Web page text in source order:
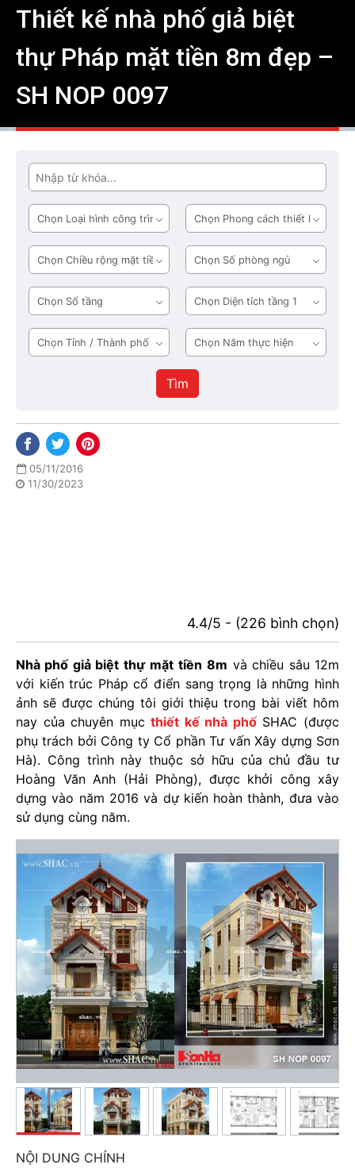
Thiết kế nhà phố giả biệt
thự Pháp mặt tiền 8m đẹp –
SH NOP 0097
Tìm
Loại
hình
công
trình
Phong
cách
thiết
kế
Chiều
rộng
mặt
tiền
Số
phòng
ngủ
Số
tầng
Diện
tích
tầng
1
Tỉnh
/
Năm
thực
hiện
Tìm
05/11/2016
11/30/2023
4.4/5 - (226 bình chọn)
Nhà phố giả biệt thự mặt tiền 8m và chiều sâu 12m
với kiến trúc Pháp cổ điển sang trọng là những hình
ảnh sẽ được chúng tôi giới thiệu trong bài viết hôm
nay của chuyên mụcthiết kế nhà phốSHAC (được
phụ trách bởi Công ty Cổ phần Tư vấn Xây dựng Sơn
Hà). Công trình này thuộc sở hữu của chủ đầu tư
Hoàng Văn Anh (Hải Phòng), được khởi công xây
dựng vào năm 2016 và dự kiến hoàn thành, đưa vào
sử dụng cùng năm.
NỘI DUNG CHÍNH